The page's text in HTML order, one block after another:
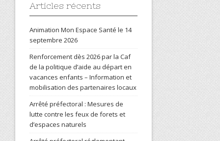
Articles récents
Animation Mon Espace Santé le 14
septembre 2026
Renforcement dès 2026 par la Caf
de la politique d’aide au départ en
vacances enfants – Information et
mobilisation des partenaires locaux
Arrêté préfectoral : Mesures de
lutte contre les feux de forets et
d’espaces naturels